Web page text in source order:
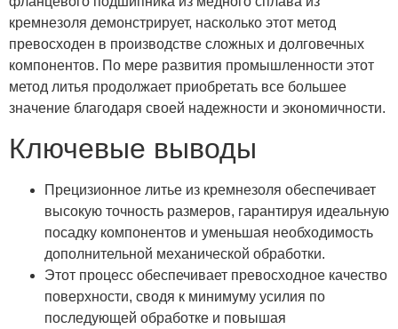
кремнезоля демонстрирует, насколько этот метод
превосходен в производстве сложных и долговечных
компонентов. По мере развития промышленности этот
метод литья продолжает приобретать все большее
значение благодаря своей надежности и экономичности.
Ключевые выводы
Прецизионное литье из кремнезоля обеспечивает
высокую точность размеров, гарантируя идеальную
посадку компонентов и уменьшая необходимость
дополнительной механической обработки.
Этот процесс обеспечивает превосходное качество
поверхности, сводя к минимуму усилия по
последующей обработке и повышая